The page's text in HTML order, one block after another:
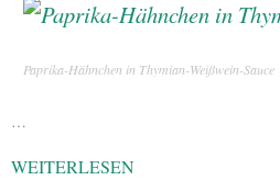
Paprika-Hähnchen in Thymian-Weißwein-Sauce
…
WEITERLESEN